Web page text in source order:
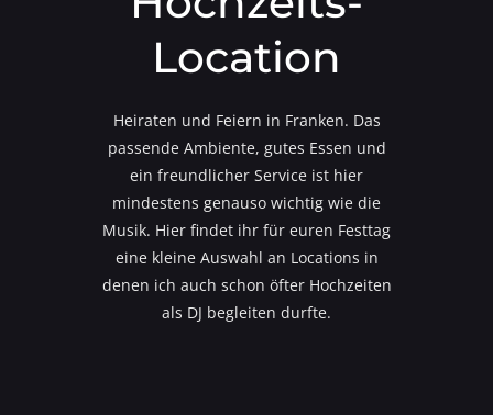
Location
Heiraten und Feiern in Franken. Das
passende Ambiente, gutes Essen und
ein freundlicher Service ist hier
mindestens genauso wichtig wie die
Musik. Hier findet ihr für euren Festtag
eine kleine Auswahl an Locations in
denen ich auch schon öfter Hochzeiten
als DJ begleiten durfte.